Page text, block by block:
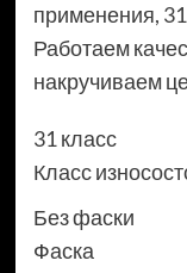
применения,
Работаем
накручиваем
31 класс
Класс
Без фаски
Фаска